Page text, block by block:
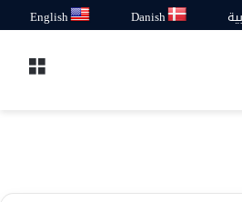
Danish
English